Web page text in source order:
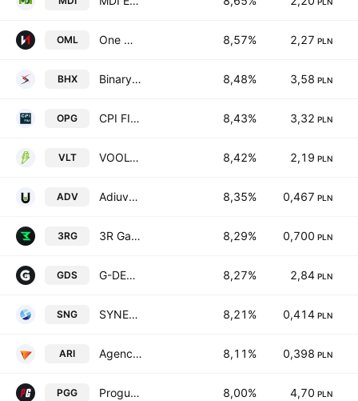
OML One More Level SA 8,57% 2,27 PLN
BHX Binary Helix SA 8,48% 3,58 PLN
OPG CPI FIM S.A. 8,43% 3,32 PLN
VLT VOOLT Spolka Akcyjna 8,42% 2,19 PLN
ADV Adiuvo Investment S.A. 8,35% 0,467 PLN
3RG 3R Games SA 8,29% 0,700 PLN
GDS G-DEVS Spolka Akcyjna 8,27% 2,84 PLN
SNG SYNERGA.fund SA 8,21% 0,414 PLN
ARI Agencja Rozwoju Innowacji SA 8,11% 0,398 PLN
PGG Proguns Group S.A 8,00% 4,70 PLN